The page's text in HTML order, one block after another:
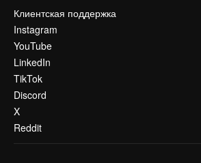
Клиентская поддержка
Instagram
YouTube
LinkedIn
TikTok
Discord
X
Reddit